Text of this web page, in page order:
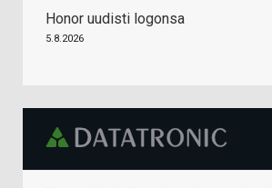
Honor uudisti logonsa
5.8.2026